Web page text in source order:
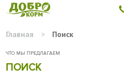
Главная > Поиск
ЧТО МЫ ПРЕДЛАГАЕМ
ПОИСК